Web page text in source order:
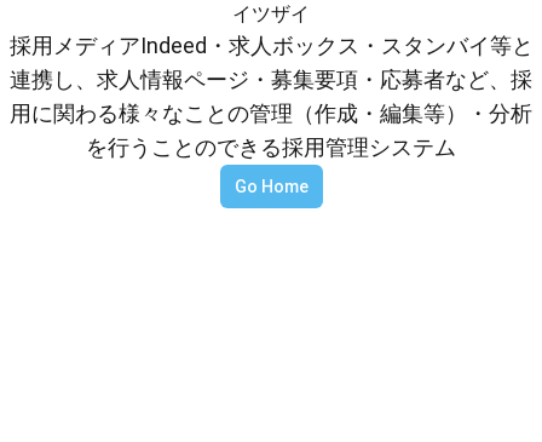
イツザイ
採用メディアIndeed・求人ボックス・スタンバイ等と
連携し、求人情報ページ・募集要項・応募者など、採
用に関わる様々なことの管理（作成・編集等）・分析
を行うことのできる採用管理システム
Go Home